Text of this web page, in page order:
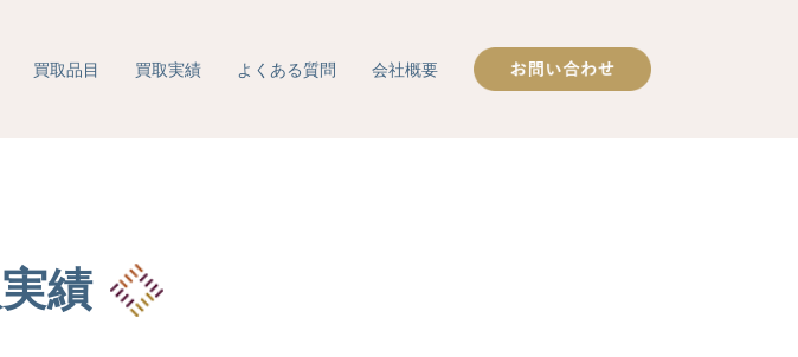
買取品目 買取実績 よくある質問 会社概要
績